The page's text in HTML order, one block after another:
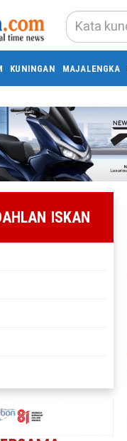
KUNINGAN MAJALENGKA
ISKAN